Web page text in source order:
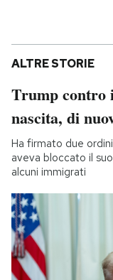
ALTRE STORIE
Trump contro
nascita, di
Ha firmato due
aveva bloccato il
alcuni immigrati